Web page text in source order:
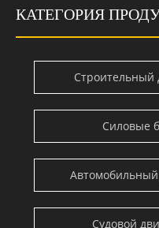
КАТЕГОРИЯ
Строительный
Силовые
Судовой